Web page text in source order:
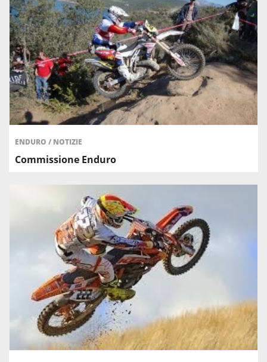
ENDURO / NOTIZIE
Commissione Enduro